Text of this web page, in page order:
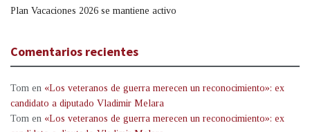
Plan Vacaciones 2026 se mantiene activo
Comentarios recientes
Tom en «Los veteranos de guerra merecen un reconocimiento»: ex
candidato a diputado Vladimir Melara
Tom en «Los veteranos de guerra merecen un reconocimiento»: ex